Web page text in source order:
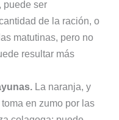
puede ser
de la ración, o
matutinas, pero no
resultar más
La naranja, y
en zumo por las